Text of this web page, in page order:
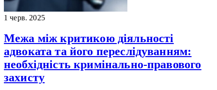
1 черв. 2025
Межа між критикою діяльності
адвоката та його переслідуванням:
необхідність кримінально-правового
захисту